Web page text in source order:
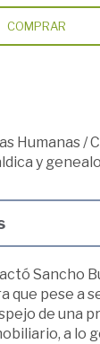
COMPRAR
Humanas/
y
Sancho
que pese a
de una
a lo